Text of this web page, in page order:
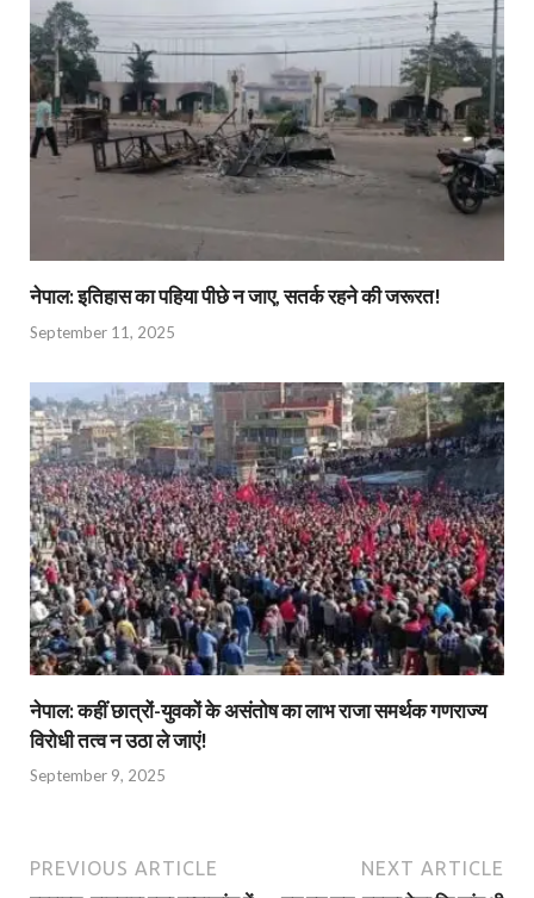
नेपाल: इतिहास का पहिया पीछे न जाए, सतर्क रहने की जरूरत!
September 11, 2025
नेपाल: कहीं छात्रों-युवकों के असंतोष का लाभ राजा समर्थक गणराज्य
विरोधी तत्व न उठा ले जाएं!
September 9, 2025
PREVIOUS ARTICLE NEXT ARTICLE